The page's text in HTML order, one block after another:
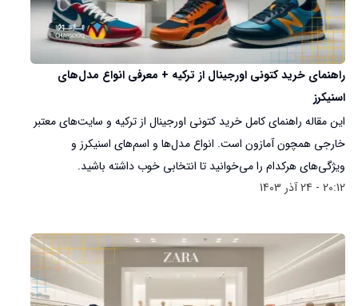
راهنمای خرید کتونی اورجینال از ترکیه + معرفی انواع مدل‌های
اسنیکرز
این مقاله راهنمای کامل خرید کتونی اورجینال از ترکیه و سایت‌های معتبر
خارجی همچون آمازون است. انواع مدل‌ها و اسم‌های اسنیکرز و
ویژگی‌های هرکدام را می‌خوانید تا انتخابی خوب داشته باشید.
20:12 - 24 آذر 1403